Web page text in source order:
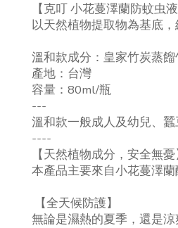
【克叮 小花蔓澤蘭防蚊虫
以天然植物提取物為基底
溫和款成分：皇家竹炭蒸
產地：台灣
容量：80ml/瓶
---
溫和款一般成人及幼兒、
----
【天然植物成分，安全無憂
本產品主要來自小花蔓澤
【全天候防護】
無論是濕熱的夏季，還是